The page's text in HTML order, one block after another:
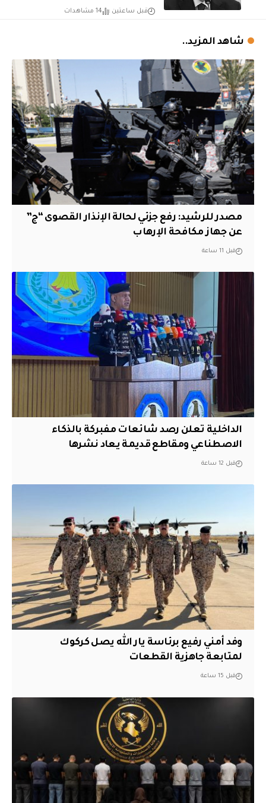
قبل ساعتين 14 مشاهدات
شاهد المزيد..
مصدر للرشيد: رفع جزئي لحالة الإنذار القصوى “ج”
عن جهاز مكافحة الإرهاب
قبل 11 ساعة
الداخلية تعلن رصد شائعات مفبركة بالذكاء
الاصطناعي ومقاطع قديمة يعاد نشرها
قبل 12 ساعة
وفد أمني رفيع برئاسة يار الله يصل كركوك
لمتابعة جاهزية القطعات
قبل 15 ساعة